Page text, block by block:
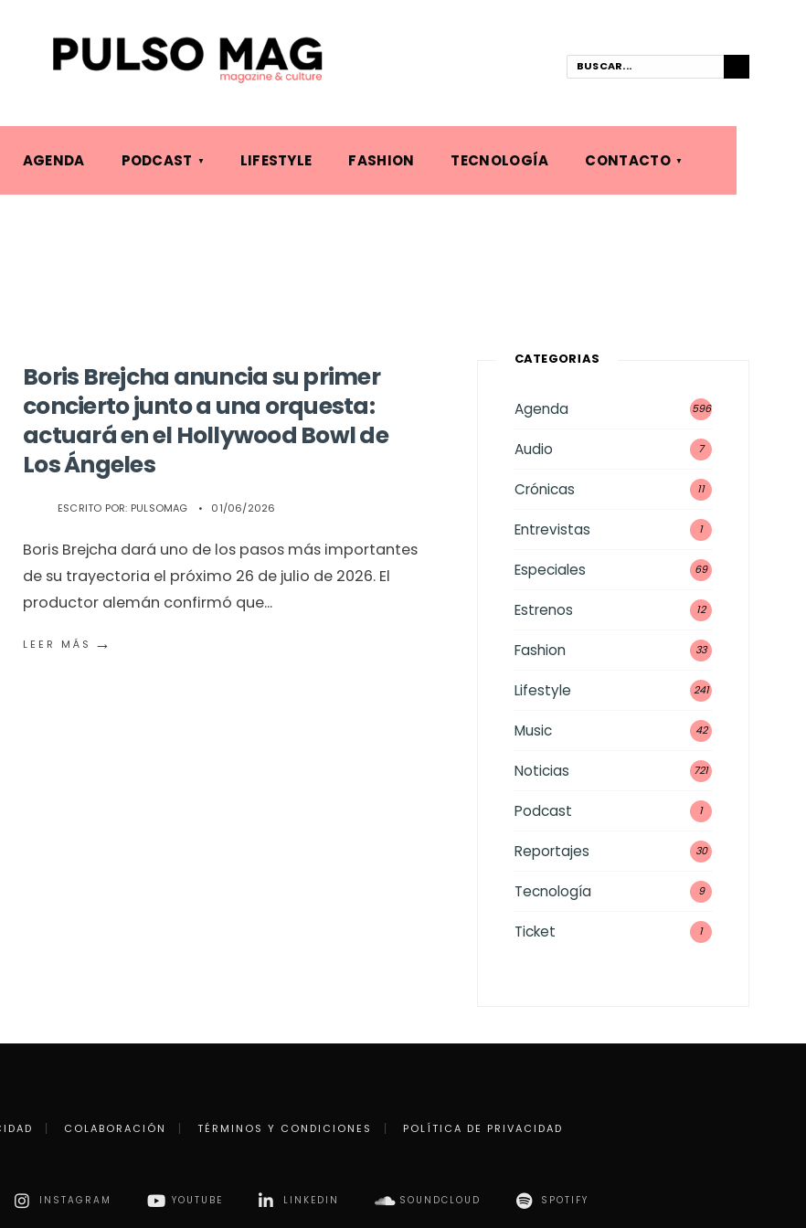
AGENDA PODCAST LIFESTYLE FASHION TECNOLOGÍA CONTACTO
Boris Brejcha anuncia su primer
concierto junto a una orquesta:
actuará en el Hollywood Bowl de
Los Ángeles
ESCRITO POR: PULSOMAG • 01/06/2026
Boris Brejcha dará uno de los pasos más importantes
de su trayectoria el próximo 26 de julio de 2026. El
productor alemán confirmó que...
LEER MÁS →
CATEGORÍAS
Agenda 596
Audio 7
Crónicas 11
Entrevistas 1
Especiales 69
Estrenos 12
Fashion 33
Lifestyle 241
Music 42
Noticias 721
Podcast 1
Reportajes 30
Tecnología 9
Ticket 1
COLABORACIÓN TÉRMINOS Y CONDICIONES POLÍTICA DE PRIVACIDAD
INSTAGRAM YOUTUBE LINKEDIN SOUNDCLOUD SPOTIFY